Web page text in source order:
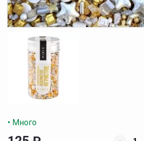
• Много